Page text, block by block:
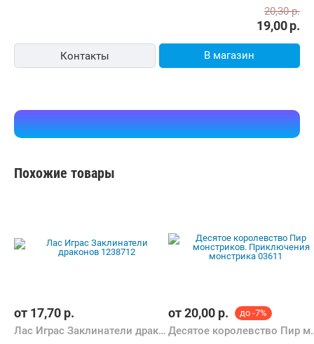
19,00р.
20,30р.
Контакты В магазин
Похожие товары
от 17,70 р.
Лас Играс Заклинатели драконов 1238712
от20,00 р. до -7%
Десятое